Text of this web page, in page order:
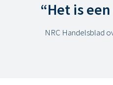
“Het is
NRC Handelsblad